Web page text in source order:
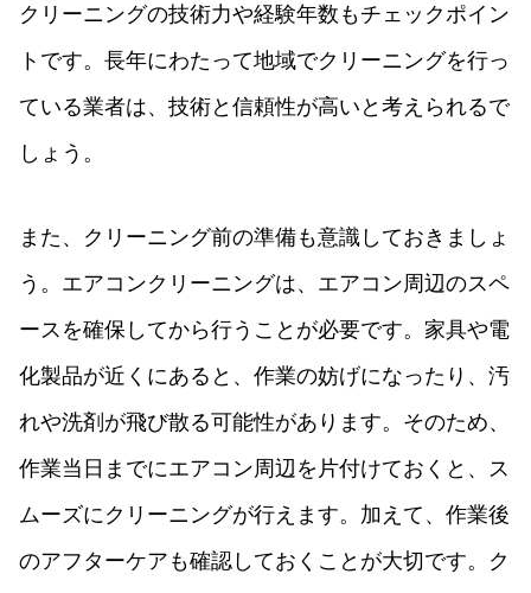
クリーニングの技術力や経験年数もチェックポイン
トです。長年にわたって地域でクリーニングを行っ
ている業者は、技術と信頼性が高いと考えられるで
しょう。
また、クリーニング前の準備も意識しておきましょ
う。エアコンクリーニングは、エアコン周辺のスペ
ースを確保してから行うことが必要です。家具や電
化製品が近くにあると、作業の妨げになったり、汚
れや洗剤が飛び散る可能性があります。そのため、
作業当日までにエアコン周辺を片付けておくと、ス
ムーズにクリーニングが行えます。加えて、作業後
のアフターケアも確認しておくことが大切です。ク